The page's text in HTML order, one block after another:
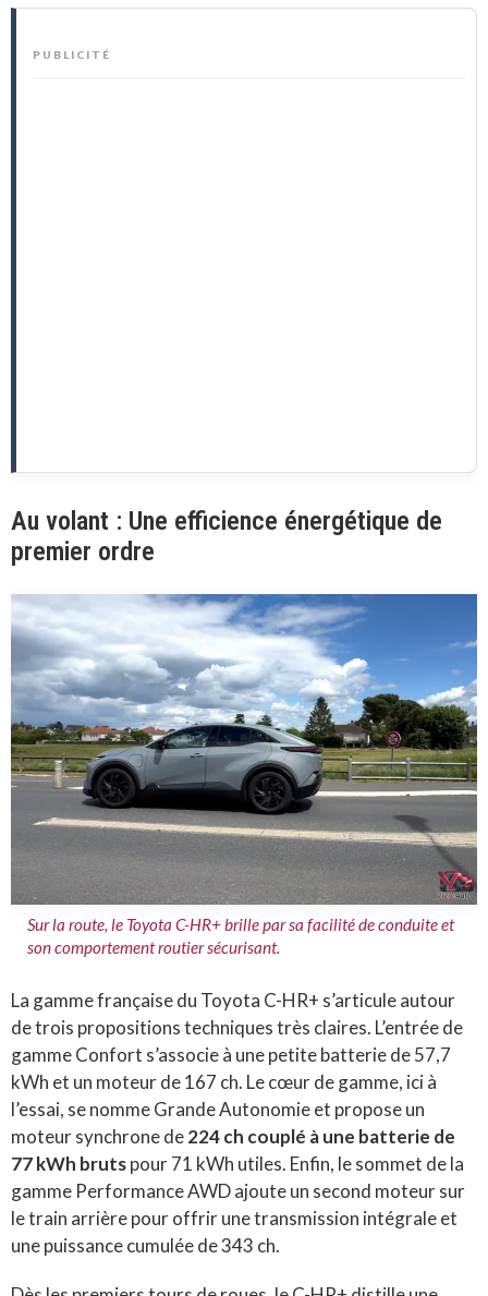
Au volant : Une efficience énergétique de
premier ordre
Sur la route, le Toyota C-HR+ brille par sa facilité de conduite et
son comportement routier sécurisant.
La gamme française du Toyota C-HR+ s’articule autour
de trois propositions techniques très claires. L’entrée de
gamme Confort s’associe à une petite batterie de 57,7
kWh et un moteur de 167 ch. Le cœur de gamme, ici à
l’essai, se nomme Grande Autonomie et propose un
moteur synchrone de224 ch couplé à une batterie de
77 kWh brutspour 71 kWh utiles. Enfin, le sommet de la
gamme Performance AWD ajoute un second moteur sur
le train arrière pour offrir une transmission intégrale et
une puissance cumulée de 343 ch.